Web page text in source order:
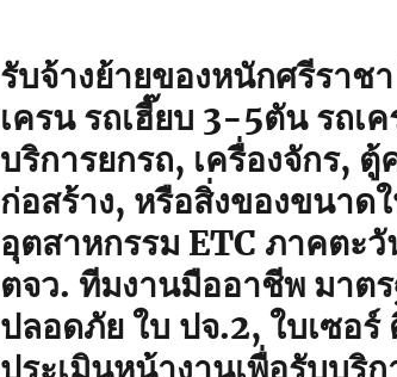
รับจ้างย้ายของหนักศรีราช
เครน รถเฮี๊ยบ 3-5ตัน รถ
บริการยกรถ, เครื่องจักร,
ก่อสร้าง, หรือสิ่งของขนาด
อุตสาหกรรม ETC ภาคตะ
ตจว. ทีมงานมืออาชีพ มาต
ปลอดภัย ใบ ปจ.2, ใบเซอ